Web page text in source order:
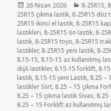
Yayın
tarihi
26 Nisan 2026 8-25R15,
25R15 çıkma lastik, 8-25R15 düz
25R15 ikinci el lastik, 8-25R15
lastikleri, 8-25R15 ön lastik, 8-
lastik, 8-25R15 toyo, 8-25R15
lastikler, 8-25R15 yeni lastik, 8-
8.15-15, 8.15-15 az kullanılmış
dişli lastikler, 8.15-15 forklift,
lastik, 8.15-15 yeni Lastik, 8.25 –
lastikler Siirt, 8.25 – 15 çıkma
8.25 – 15 çıkma lastik Sivas, 8.25
8.25 – 15 Forklift az kullanılmış